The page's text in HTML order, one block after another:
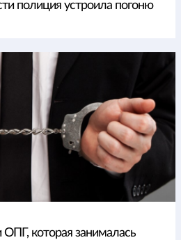
полиция устроила погоню
ОПГ, которая занималась